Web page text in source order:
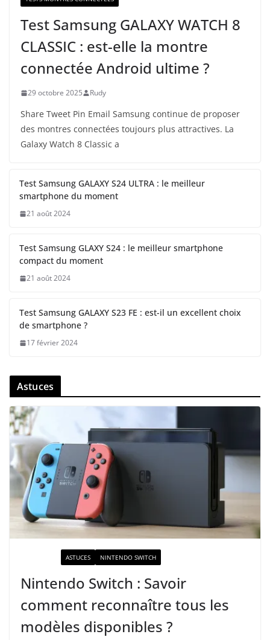
Test Samsung GALAXY WATCH 8
CLASSIC : est-elle la montre
connectée Android ultime ?
29 octobre 2025 Rudy
Share Tweet Pin Email Samsung continue de proposer
des montres connectées toujours plus attractives. La
Galaxy Watch 8 Classic a
Test Samsung GALAXY S24 ULTRA : le meilleur
smartphone du moment
21 août 2024
Test Samsung GLAXY S24 : le meilleur smartphone
compact du moment
21 août 2024
Test Samsung GALAXY S23 FE : est-il un excellent choix
de smartphone ?
17 février 2024
Astuces
ASTUCES NINTENDO SWITCH
Nintendo Switch : Savoir
comment reconnaître tous les
modèles disponibles ?